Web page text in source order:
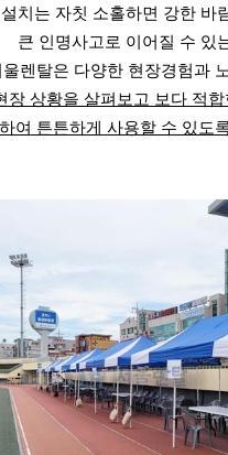
치는 자칫 소홀하면 강한 바
큰 인명사고로 이어질 수 있
울렌탈은 다양한 현장경험과
장 상황을 살펴보고 보다 적합
여 튼튼하게 사용할 수 있도